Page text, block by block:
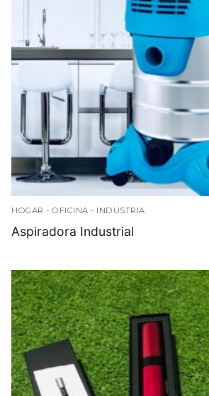
HOGAR - OFICINA - INDUSTRIA
Aspiradora Industrial